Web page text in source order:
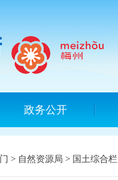
政务公开
> 自然资源局 > 国土综合栏